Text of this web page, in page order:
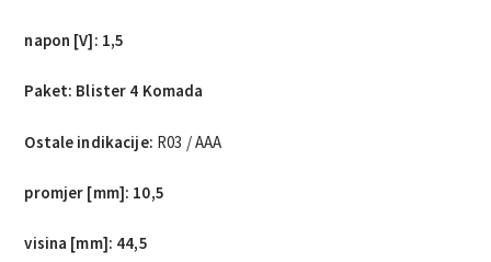
napon [V]: 1,5
Paket: Blister 4 Komada
Ostale indikacije: R03 / AAA
promjer [mm]: 10,5
visina [mm]: 44,5